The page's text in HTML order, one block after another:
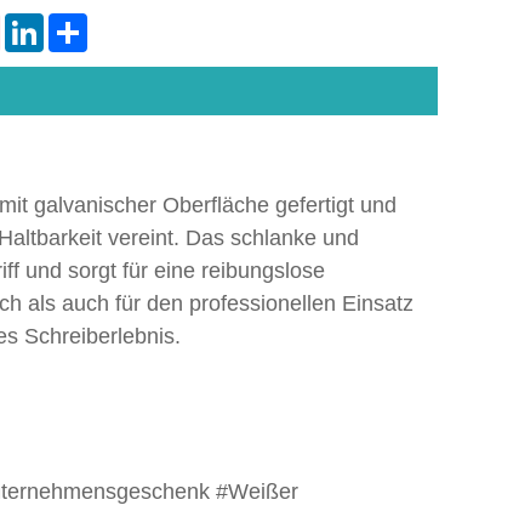
PinterestLinkedInShare
galvanischer Oberfläche gefertigt und
vereint. Das schlanke und
und sorgt für eine reibungslose
als auch für den professionellen Einsatz
Schreiberlebnis.
#Weißer